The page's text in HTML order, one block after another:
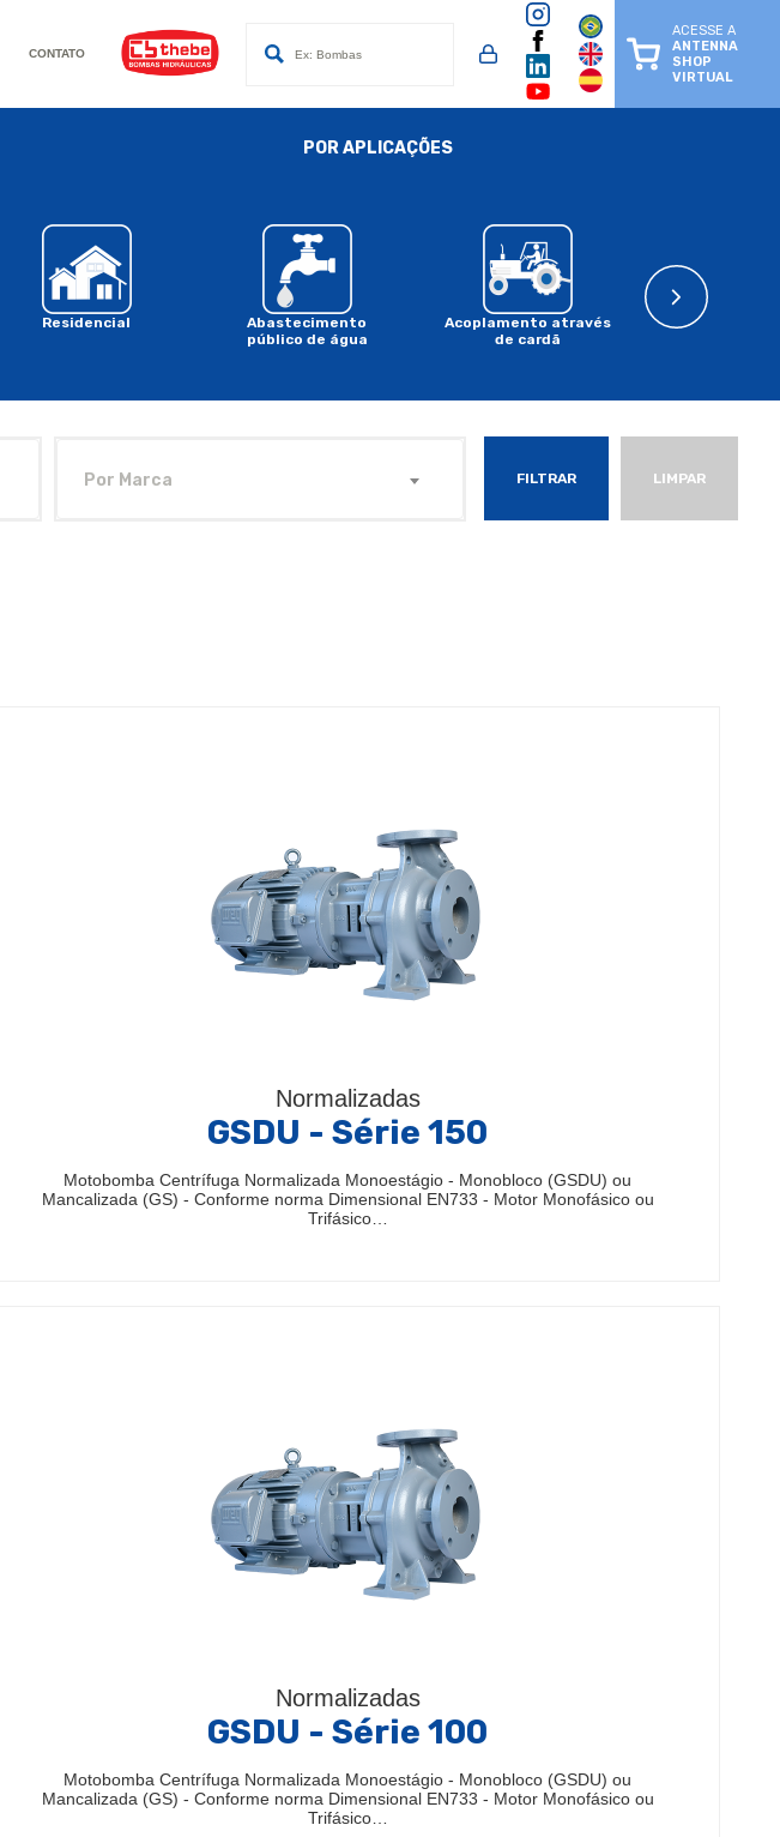
CONTATO
ACESSE A
ANTENNA
SHOP
VIRTUAL
POR APLICAÇÕES
Residencial
Abastecimento
público de água
Acoplamento através
de cardã
Por Marca FILTRAR LIMPAR
Normalizadas
GSDU - Série 150
Motobomba Centrífuga Normalizada Monoestágio - Monobloco (GSDU) ou
Mancalizada (GS) - Conforme norma Dimensional EN733 - Motor Monofásico ou
Trifásico…
Normalizadas
GSDU - Série 100
Motobomba Centrífuga Normalizada Monoestágio - Monobloco (GSDU) ou
Mancalizada (GS) - Conforme norma Dimensional EN733 - Motor Monofásico ou
Trifásico…